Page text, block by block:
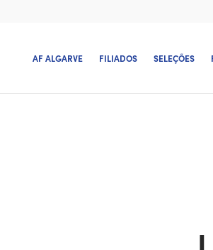
AF ALGARVE FILIADOS SELEÇÕES